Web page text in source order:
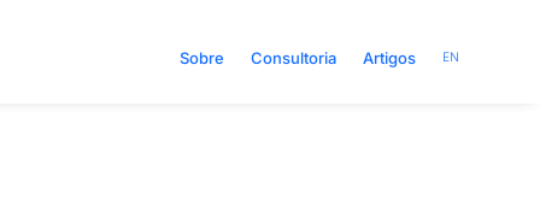
Sobre Consultoria Artigos EN